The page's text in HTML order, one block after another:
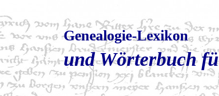
Genealogie-Lexikon
und Wörterbuch